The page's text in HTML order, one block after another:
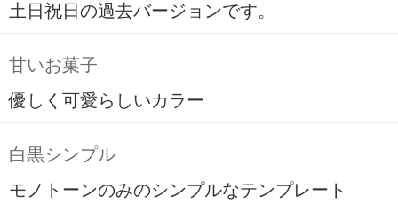
土日祝日の過去バージョンです。
甘いお菓子
優しく可愛らしいカラー
白黒シンプル
モノトーンのみのシンプルなテンプレート